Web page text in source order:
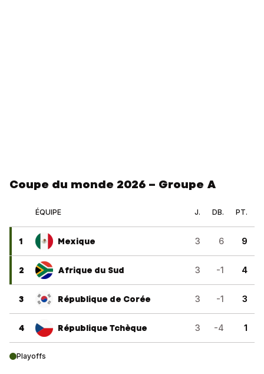
Coupe du monde 2026 – Groupe A
ÉQUIPE J. DB. PT.
1 Mexique 3 6 9
2 Afrique du Sud 3 -1 4
3 République de Corée 3 -1 3
4 République Tchèque 3 -4 1
Playoffs